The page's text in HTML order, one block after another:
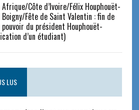
Afrique/Côte d’Ivoire/Félix Houphouët-
Boigny/Fête de Saint Valentin : fin de
pouvoir du président Houphouët-
d’un étudiant)
LUS